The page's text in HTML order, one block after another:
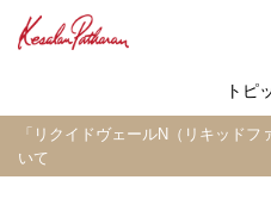
トピ
「リクイドヴェールN（リキッド
いて